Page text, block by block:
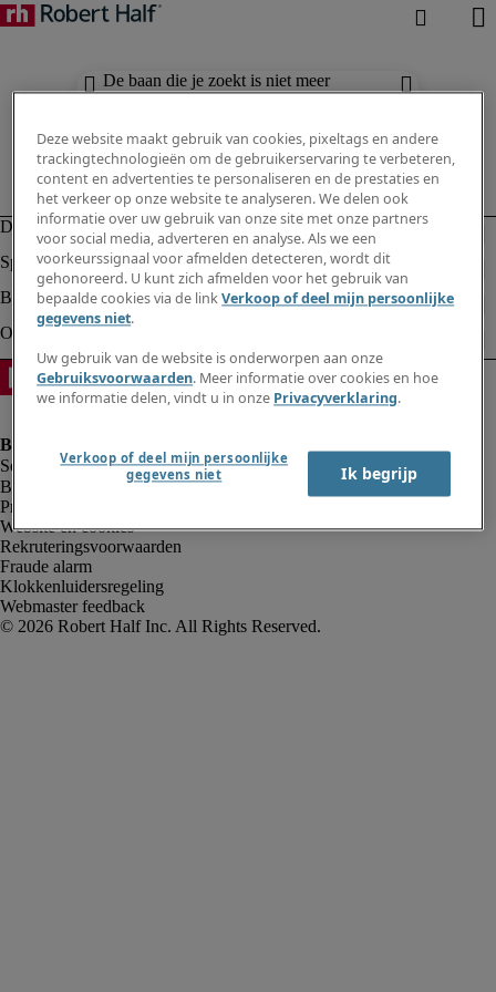
De baan die je zoekt is niet meer
beschikbaar. Zie vergelijkbare resultaten
Bedrijfsinformatie
Privacyverklaring
Website en cookies
Rekruteringsvoorwaarden
Fraude alarm
Klokkenluidersregeling
Webmaster feedback
Deze website maakt gebruik van cookies, pixeltags en andere
trackingtechnologieën om de gebruikerservaring te verbeteren,
content en advertenties te personaliseren en de prestaties en
het verkeer op onze website te analyseren. We delen ook
informatie over uw gebruik van onze site met onze partners
voor social media, adverteren en analyse. Als we een
voorkeurssignaal voor afmelden detecteren, wordt dit
gehonoreerd. U kunt zich afmelden voor het gebruik van
bepaalde cookies via de linkVerkoop of deel mijn persoonlijke
gegevens niet.
Uw gebruik van de website is onderworpen aan onze
Gebruiksvoorwaarden. Meer informatie over cookies en hoe
we informatie delen, vindt u in onze Privacyverklaring.
Verkoop of deel mijn persoonlijke
gegevens niet
Ik begrijp